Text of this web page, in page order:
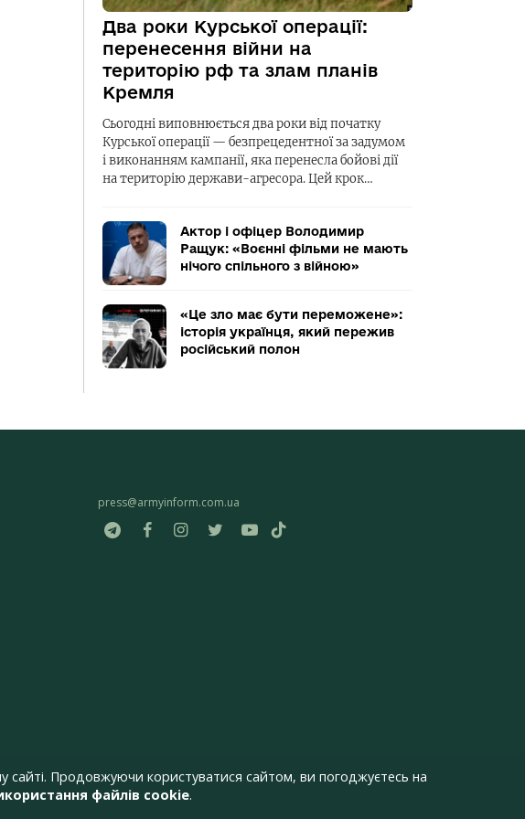
Два роки Курської операції:
перенесення війни на
територію рф та злам планів
Кремля
Сьогодні виповнюється два роки від початку
Курської операції — безпрецедентної за задумом
і виконанням кампанії, яка перенесла бойові дії
на територію держави-агресора. Цей крок…
Актор і офіцер Володимир
Ращук: «Воєнні фільми не мають
нічого спільного з війною»
«Це зло має бути переможене»:
історія українця, який пережив
російський полон
press@armyinform.com.ua
Продовжуючи користуватися сайтом, ви погоджуєтесь на
файлів cookie.